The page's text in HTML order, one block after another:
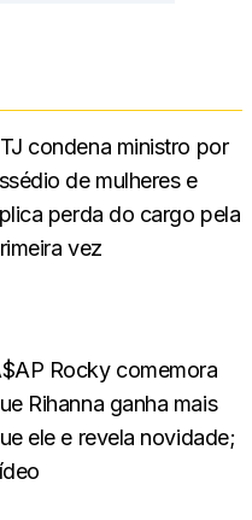
condena ministro por
de mulheres e
perda do cargo pela
vez
Rocky comemora
Rihanna ganha mais
ele e revela novidade;